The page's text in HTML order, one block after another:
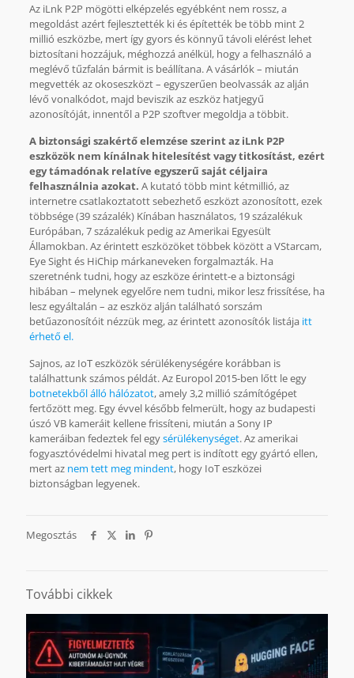
Az iLnk P2P mögötti elképzelés egyébként nem rossz, a
megoldást azért fejlesztették ki és építették be több mint 2
millió eszközbe, mert így gyors és könnyű távoli elérést lehet
biztosítani hozzájuk, méghozzá anélkül, hogy a felhasználó a
meglévő tűzfalán bármit is beállítana. A vásárlók – miután
megvették az okoseszközt – egyszerűen beolvassák az alján
lévő vonalkódot, majd beviszik az eszköz hatjegyű
azonosítóját, innentől a P2P szoftver megoldja a többit.
A biztonsági szakértő elemzése szerint az iLnk P2P
eszközök nem kínálnak hitelesítést vagy titkosítást, ezért
egy támadónak relatíve egyszerű saját céljaira
felhasználnia azokat. A kutató több mint kétmillió, az
internetre csatlakoztatott sebezhető eszközt azonosított, ezek
többsége (39 százalék) Kínában használatos, 19 százalékuk
Európában, 7 százalékuk pedig az Amerikai Egyesült
Államokban. Az érintett eszközöket többek között a VStarcam,
Eye Sight és HiChip márkaneveken forgalmazták. Ha
szeretnénk tudni, hogy az eszköze érintett-e a biztonsági
hibában – melynek egyelőre nem tudni, mikor lesz frissítése, ha
lesz egyáltalán – az eszköz alján található sorszám
betűazonosítóit nézzük meg, az érintett azonosítók listája itt
érhető el.
Sajnos, az IoT eszközök sérülékenységére korábban is
találhattunk számos példát. Az Europol 2015-ben lőtt le egy
botnetekből álló hálózatot, amely 3,2 millió számítógépet
fertőzött meg. Egy évvel később felmerült, hogy az budapesti
úszó VB kameráit kellene frissíteni, miután a Sony IP
kameráiban fedeztek fel egysérülékenységet. Az amerikai
fogyasztóvédelmi hivatal meg pert is indított egy gyártó ellen,
mert az nem tett meg mindent, hogy IoT eszközei
biztonságban legyenek.
Megosztás
További cikkek